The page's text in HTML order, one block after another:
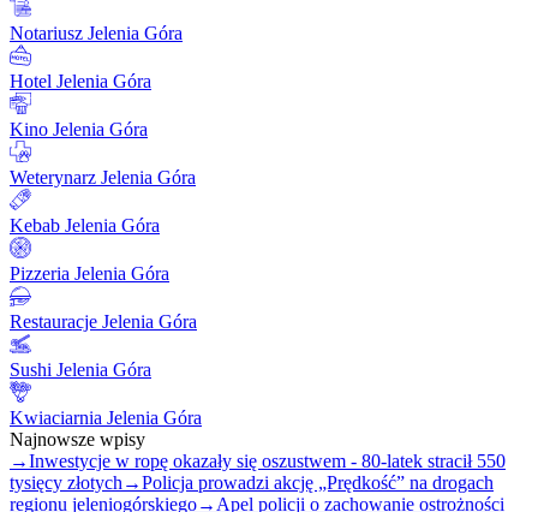
Notariusz Jelenia Góra
Hotel Jelenia Góra
Kino Jelenia Góra
Weterynarz Jelenia Góra
Kebab Jelenia Góra
Pizzeria Jelenia Góra
Restauracje Jelenia Góra
Sushi Jelenia Góra
Kwiaciarnia Jelenia Góra
Najnowsze wpisy
→Inwestycje w ropę okazały się oszustwem - 80-latek stracił 550
tysięcy złotych →Policja prowadzi akcję „Prędkość” na drogach
regionu jeleniogórskiego→ Apel policji o zachowanie ostrożności